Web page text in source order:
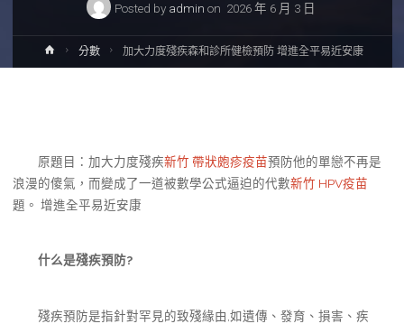
Posted by admin on 2026 年 6 月 3 日
Home分數 加大力度殘疾森和診所健檢預防 增進全平易近安康
原題目：加大力度殘疾新竹 帶狀皰疹疫苗預防他的單戀不再是
浪漫的傻氣，而變成了一道被數學公式逼迫的代數新竹 HPV疫苗
題。 增進全平易近安康
什么是殘疾預防?
殘疾預防是指針對罕見的致殘緣由,如遺傳、發育、損害、疾